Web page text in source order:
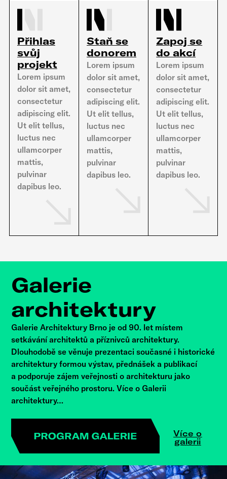
Přihlas
svůj
projekt
Lorem ipsum
dolor sit amet,
consectetur
adipiscing elit.
Ut elit tellus,
luctus nec
ullamcorper
mattis,
pulvinar
dapibus leo.
Staň se
donorem
Lorem ipsum
dolor sit amet,
consectetur
adipiscing elit.
Ut elit tellus,
luctus nec
ullamcorper
mattis,
pulvinar
dapibus leo.
Zapoj se
do akcí
Lorem ipsum
dolor sit amet,
consectetur
adipiscing elit.
Ut elit tellus,
luctus nec
ullamcorper
mattis,
pulvinar
dapibus leo.
Galerie
architektury
Galerie Architektury Brno je od 90. let místem
setkávání architektů a příznivců architektury.
Dlouhodobě se věnuje prezentaci současné i historické
architektury formou výstav, přednášek a publikací
a podporuje zájem veřejnosti o architekturu jako
součást veřejného prostoru. Více o Galerii
architektury…
Více o
galerii